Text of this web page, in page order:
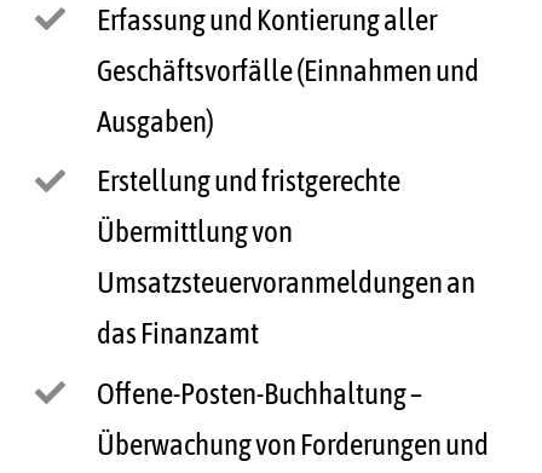
Erfassung und Kontierung aller
Geschäftsvorfälle (Einnahmen und
Ausgaben)
Erstellung und fristgerechte
Übermittlung von
Umsatzsteuervoranmeldungen an
das Finanzamt
Offene-Posten-Buchhaltung –
Überwachung von Forderungen und